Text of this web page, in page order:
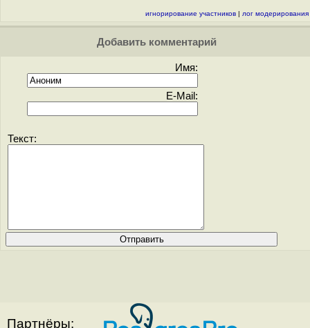
игнорирование участников | лог модерирования
Добавить комментарий
Имя:
E-Mail:
Текст:
Партнёры: